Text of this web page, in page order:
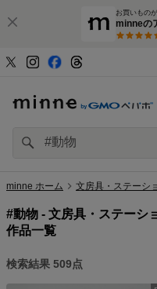
お買いもの
minneの
minne ホーム 文房具・ステーシ
#動物 - 文房具・ステーシ
作品一覧
検索結果 509点